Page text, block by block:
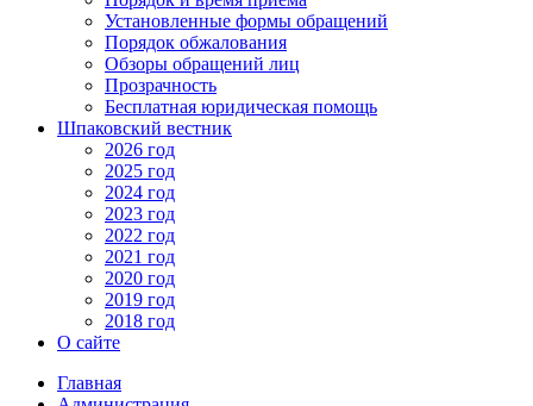
Установленные формы обращений
Порядок обжалования
Обзоры обращений лиц
Прозрачность
Бесплатная юридическая помощь
Шпаковский вестник
2026 год
2025 год
2024 год
2023 год
2022 год
2021 год
2020 год
2019 год
2018 год
О сайте
Главная